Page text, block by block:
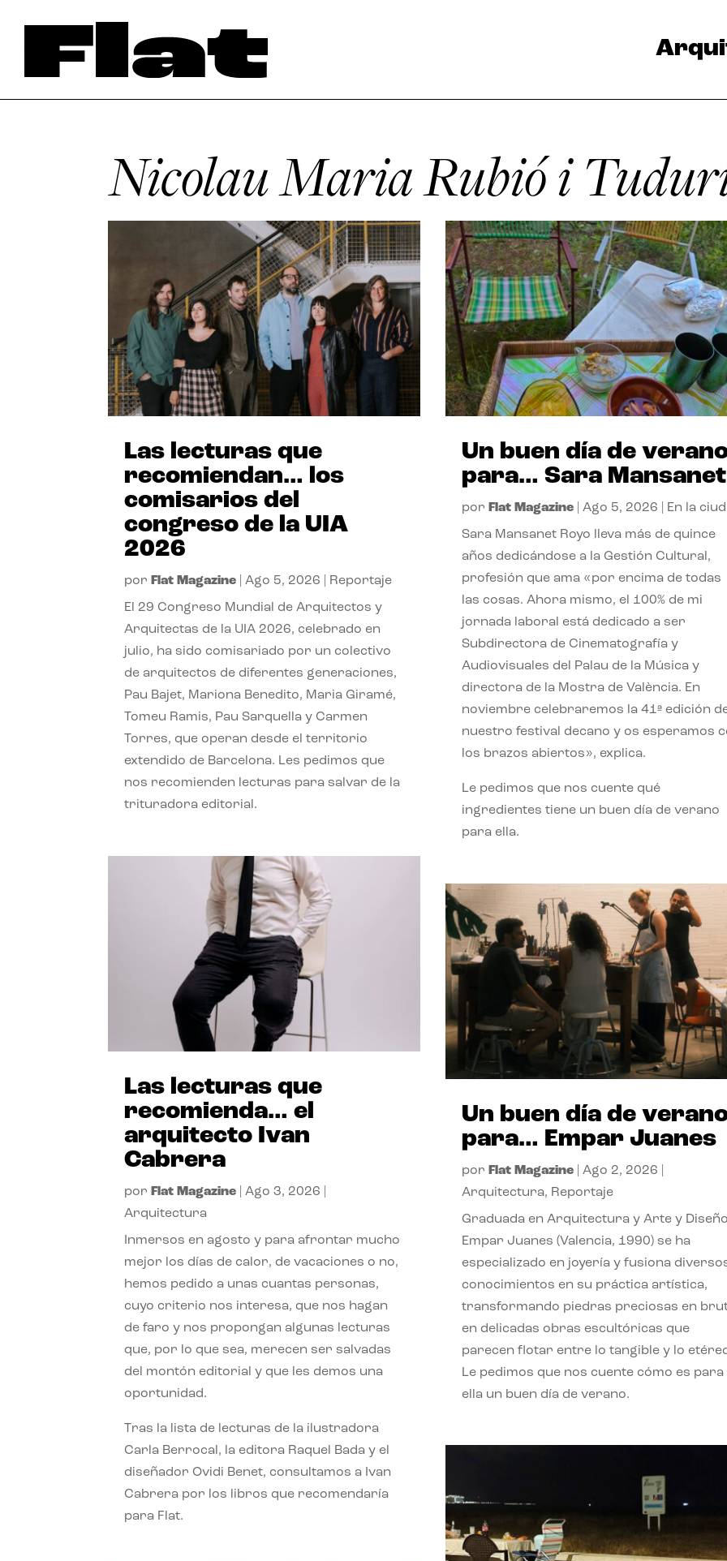
Nicolau Maria Rubió i
Las lecturas que
recomiendan… los
comisarios del
congreso de la UIA
2026
por Flat Magazine |Ago 5, 2026 Reportaje
El 29 Congreso Mundial de Arquitectos y
Arquitectas de la UIA 2026, celebrado en
julio, ha sido comisariado por un colectivo
de arquitectos de diferentes generaciones,
Pau Bajet, Mariona Benedito, Maria Giramé,
Tomeu Ramis, Pau Sarquella y Carmen
Torres, que operan desde el territorio
extendido de Barcelona. Les pedimos que
nos recomienden lecturas para salvar de la
trituradora editorial.
Las lecturas que
recomienda… el
arquitecto Ivan
Cabrera
por Flat Magazine |Ago 3, 2026
Arquitectura
Inmersos en agosto y para afrontar mucho
mejor los días de calor, de vacaciones o no,
hemos pedido a unas cuantas personas,
cuyo criterio nos interesa, que nos hagan
de faro y nos propongan algunas lecturas
que, por lo que sea, merecen ser salvadas
del montón editorial y que les demos una
oportunidad.
Tras la lista de lecturas de la ilustradora
Carla Berrocal, la editora Raquel Bada y el
diseñador Ovidi Benet, consultamos a Ivan
Cabrera por los libros que recomendaría
para Flat.
Un buen día de
para… Sara Mansanet
por Flat Magazine| Ago 5, 2026 En la
Sara Mansanet Royo lleva más de quince
años dedicándose a la Gestión Cultural,
profesión que ama «por encima de todas
las cosas. Ahora mismo, el 100% de mi
jornada laboral está dedicado a ser
Subdirectora de Cinematografía y
Audiovisuales del Palau de la Música y
directora de la Mostra de València. En
noviembre celebraremos la 41ª edición
nuestro festival decano y os esperamos
los brazos abiertos», explica.
Le pedimos que nos cuente qué
ingredientes tiene un buen día de verano
para ella.
Un buen día de
para… Empar Juanes
por Flat Magazine| Ago 2, 2026
Arquitectura, Reportaje
Graduada en Arquitectura y Arte y
Empar Juanes (Valencia, 1990) se ha
especializado en joyería y fusiona
conocimientos en su práctica artística,
transformando piedras preciosas en
en delicadas obras escultóricas que
parecen flotar entre lo tangible y lo
Le pedimos que nos cuente cómo es para
ella un buen día de verano.